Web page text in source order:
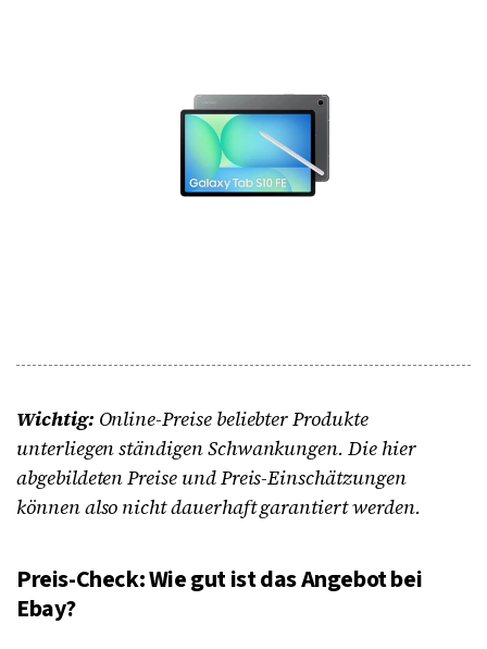
Wichtig: Online-Preise beliebter Produkte
unterliegen ständigen Schwankungen. Die hier
abgebildeten Preise und Preis-Einschätzungen
können also nicht dauerhaft garantiert werden.
Preis-Check: Wie gut ist das Angebot bei
Ebay?